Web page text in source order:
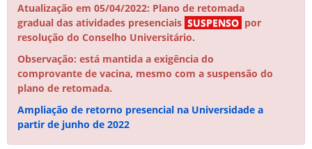
Atualização em 05/04/2022: Plano de retomada
gradual das atividades presenciais SUSPENSO por
resolução do Conselho Universitário.
Observação: está mantida a exigência do
comprovante de vacina, mesmo com a suspensão do
plano de retomada.
Ampliação de retorno presencial na Universidade a
partir de junho de 2022